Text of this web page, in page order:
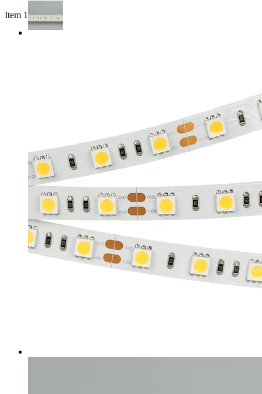
Item 1 of 2